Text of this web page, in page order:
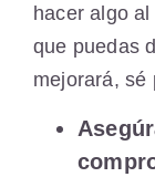
hacer algo
que puedas
mejorará, sé